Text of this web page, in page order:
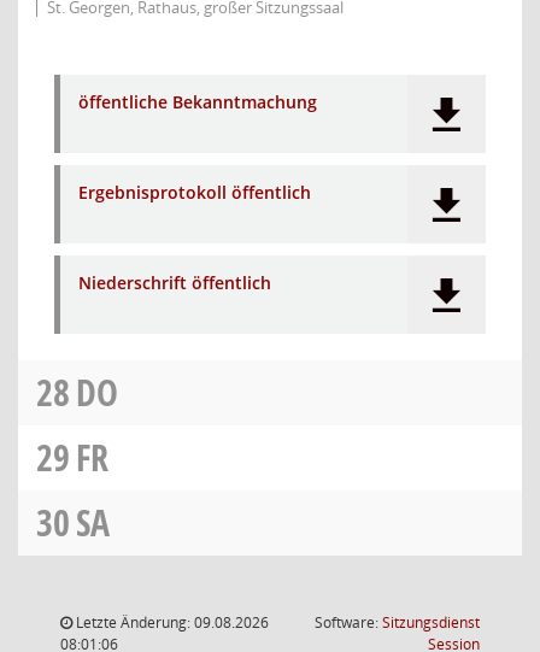
St. Georgen, Rathaus, großer Sitzungssaal
öffentliche Bekanntmachung
Ergebnisprotokoll öffentlich
Niederschrift öffentlich
28DO
29FR
30SA
Letzte Änderung: 09.08.2026
08:01:06
Software:Sitzungsdienst
Session(Wird in